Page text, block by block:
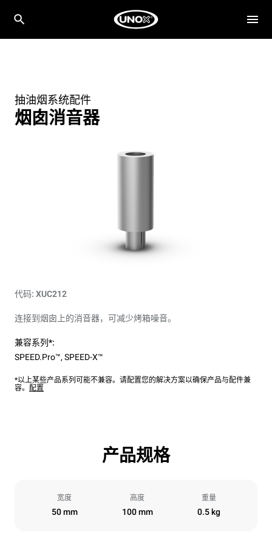
抽油烟系统配件
烟囱消音器
代码: XUC212
连接到烟囱上的消音器，可减少烤箱噪音。
兼容系列*:
SPEED.Pro™, SPEED-X™
*以上某些产品系列可能不兼容。请配置您的解决方案以确保产品与配件兼
容。 配置
产品规格
宽度
50 mm
高度
100 mm
重量
0.5 kg